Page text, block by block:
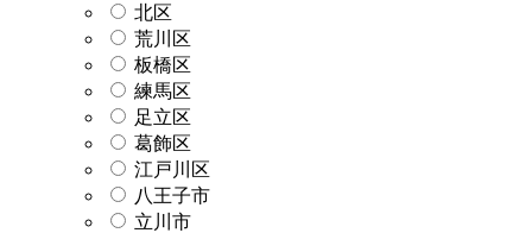
北区
荒川区
板橋区
練馬区
足立区
葛飾区
江戸川区
八王子市
立川市